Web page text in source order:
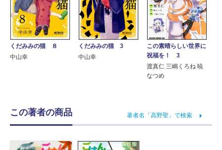
くだみみの猫 ８
中山幸
くだみみの猫 3
中山幸
この素晴らしい世界に
祝福を！ 3
渡真仁 三嶋くろね 暁
なつめ
この著者の商品 著者名「高野聖」で検索